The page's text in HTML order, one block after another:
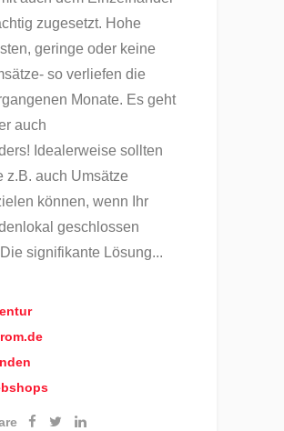
zugesetzt. Hohe
geringe oder keine
so verliefen die
Monate. Es geht
auch
Idealerweise sollten
z.B. auch Umsätze
können, wenn Ihr
geschlossen
signifikante Lösung...